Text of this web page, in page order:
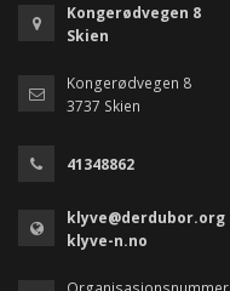
Kongerødvegen 8
Skien
Kongerødvegen 8
3737 Skien
41348862
klyve@derdubor.org
klyve-n.no